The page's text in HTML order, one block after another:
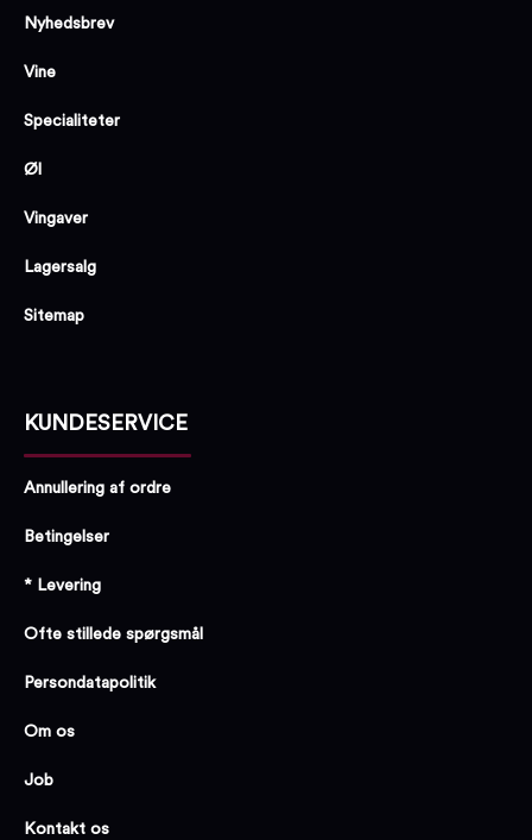
Nyhedsbrev
Vine
Specialiteter
Øl
Vingaver
Lagersalg
Sitemap
KUNDESERVICE
Annullering af ordre
Betingelser
* Levering
Ofte stillede spørgsmål
Persondatapolitik
Om os
Job
Kontakt os